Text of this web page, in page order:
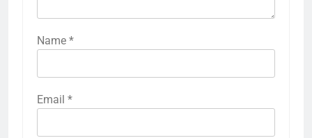
Name *
Email *